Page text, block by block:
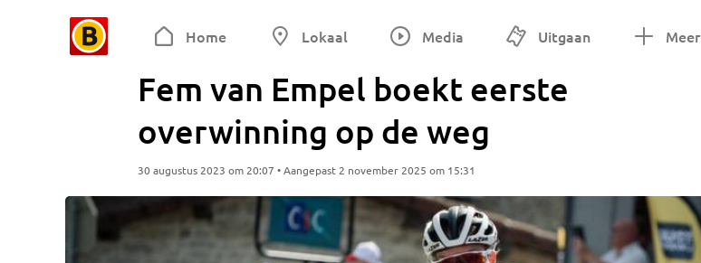
Home Lokaal Media Uitgaan Meer
Fem van Empel boekt eerste
overwinning op de weg
30 augustus 2023 om 20:07 • Aangepast 2 november 2025 om 15:31